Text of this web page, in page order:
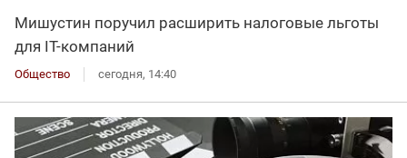
Мишустин поручил расширить налоговые льготы
для IT-компаний
Общество сегодня, 14:40